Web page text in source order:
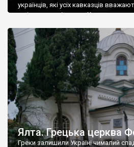
українців, які усіх кавказців
є відданими вірянами Христа
Ялта. Грецька церква
Греки залишили Україні чималий